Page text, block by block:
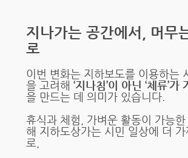
지나가는 공간에서, 머무
로
이번 변화는 지하보도를 이용하는
을 고려해‘지나침’이 아닌 ‘체류’가
을 만드는 데 의미가 있습니다.
휴식과 체험, 가벼운 활동이 가능
해 지하도상가는 시민 일상에 더 가
로,